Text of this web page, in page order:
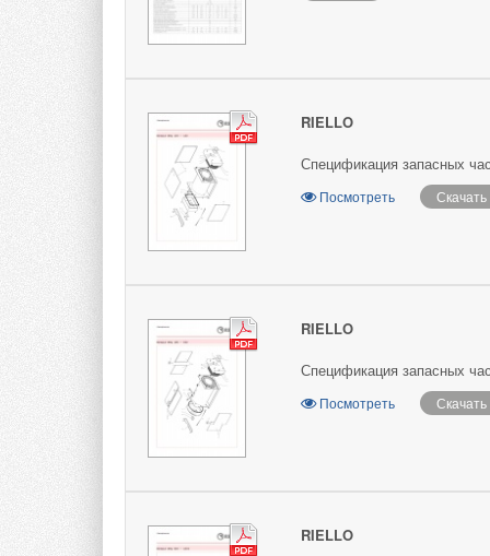
RIELLO
Спецификация запасных
Посмотреть Скачать
RIELLO
Спецификация запасных
Посмотреть Скачать
RIELLO